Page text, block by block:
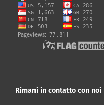
Rimani in contatto con noi